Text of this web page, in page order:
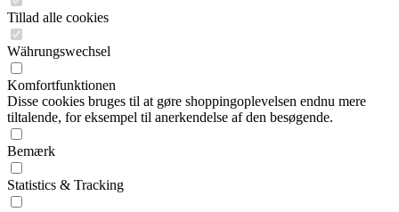
Tillad alle cookies
Währungswechsel
Komfortfunktionen
Disse cookies bruges til at gøre shoppingoplevelsen endnu mere
tiltalende, for eksempel til anerkendelse af den besøgende.
Bemærk
Statistics & Tracking